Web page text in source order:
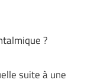
?
suite à une